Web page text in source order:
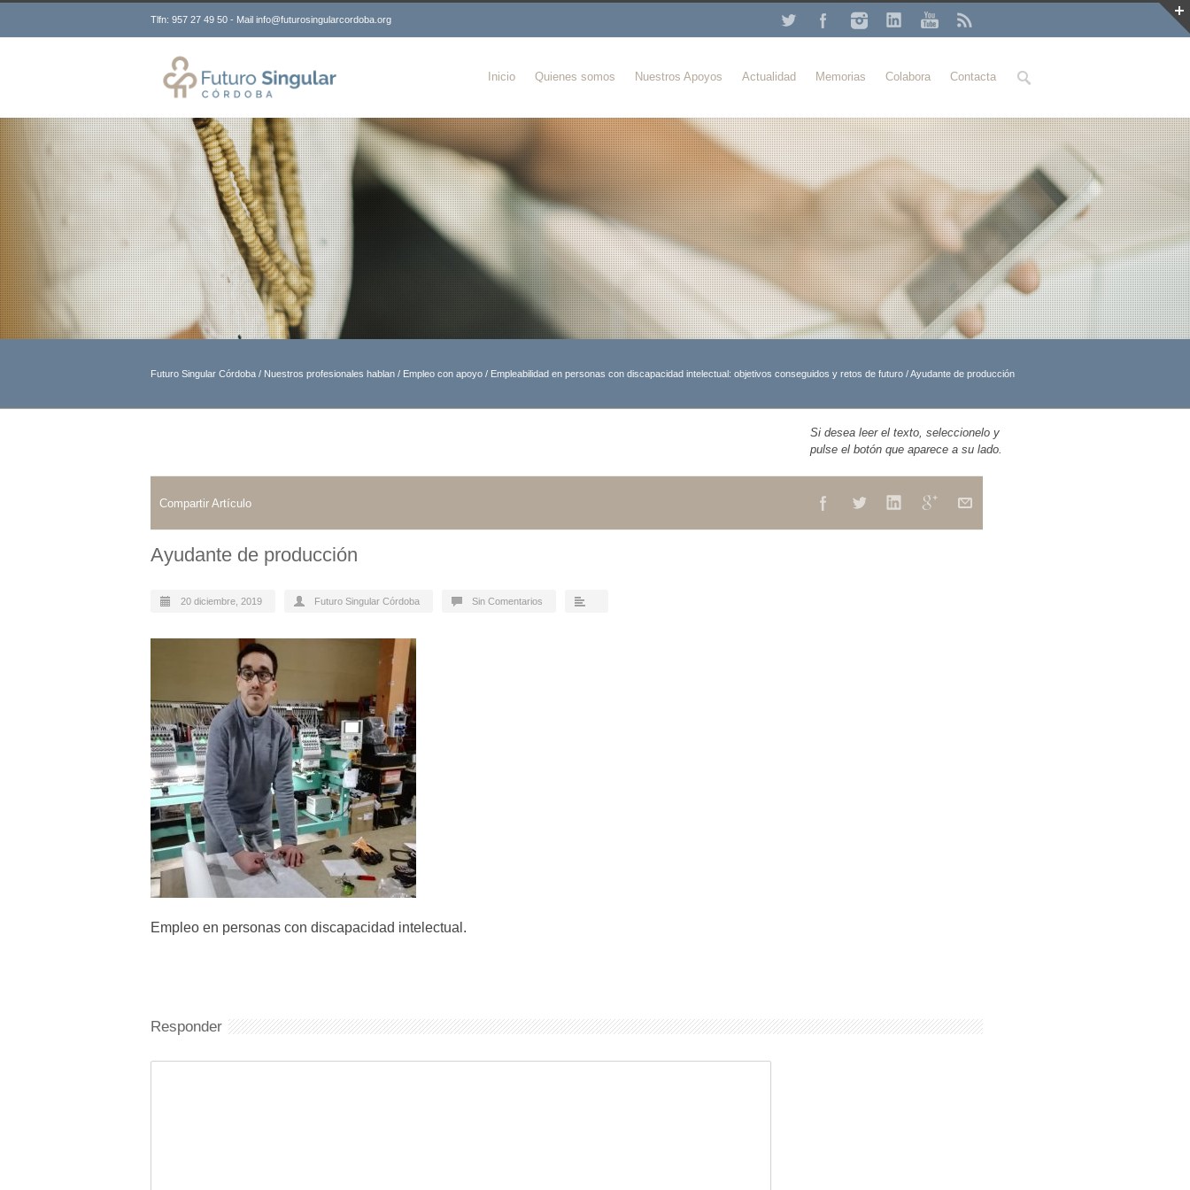
Tlfn: 957 27 49 50 - Mail info@futurosingularcordoba.org
Buscar
Inicio Quienes somos Nuestros Apoyos Actualidad Memorias Colabora Contacta
Futuro Singular Córdoba / Nuestros profesionales hablan / Empleo con apoyo / Empleabilidad en personas con discapacidad intelectual: objetivos conseguidos y retos de futuro /Ayudante de producción
Si desea leer el texto, seleccionelo y
pulse el botón que aparece a su lado.
Compartir Artículo
Ayudante de producción
20 diciembre, 2019 Futuro Singular Córdoba Sin Comentarios
Empleo en personas con discapacidad intelectual.
Responder